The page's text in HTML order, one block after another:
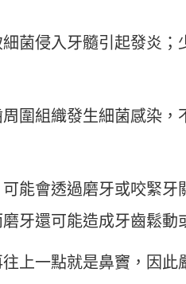
菌侵入牙髓引起發炎；
圍組織發生細菌感染
能會透過磨牙或咬緊牙
牙還可能造成牙齒鬆動
往上一點就是鼻竇，因